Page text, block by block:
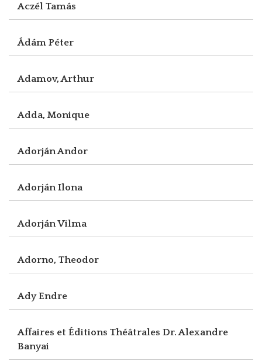
Aczél Tamás
Ádám Péter
Adamov, Arthur
Adda, Monique
Adorján Andor
Adorján Ilona
Adorján Vilma
Adorno, Theodor
Ady Endre
Affaires et Éditions Théâtrales Dr. Alexandre
Banyai